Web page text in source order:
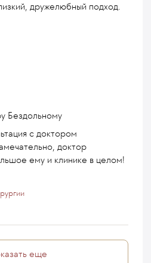
дружелюбный подход.
Бездольному
с доктором
доктор
ему и клинике в целом!
еще